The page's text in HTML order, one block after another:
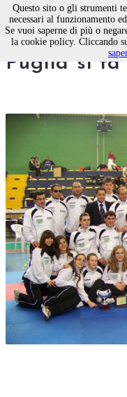
XXIII
Puglia si fa
Questo sito o gli strumenti
necessari al funzionamento
Se vuoi saperne di più o
la cookie policy. Cliccando